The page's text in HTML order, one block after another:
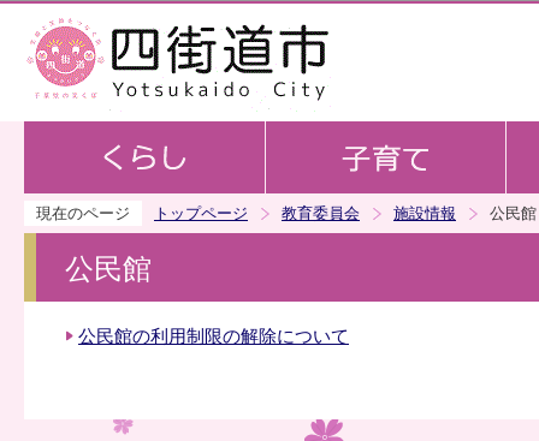
現在のページ トップページ 教育委員会 施設情報 公民館
公民館
公民館の利用制限の解除について